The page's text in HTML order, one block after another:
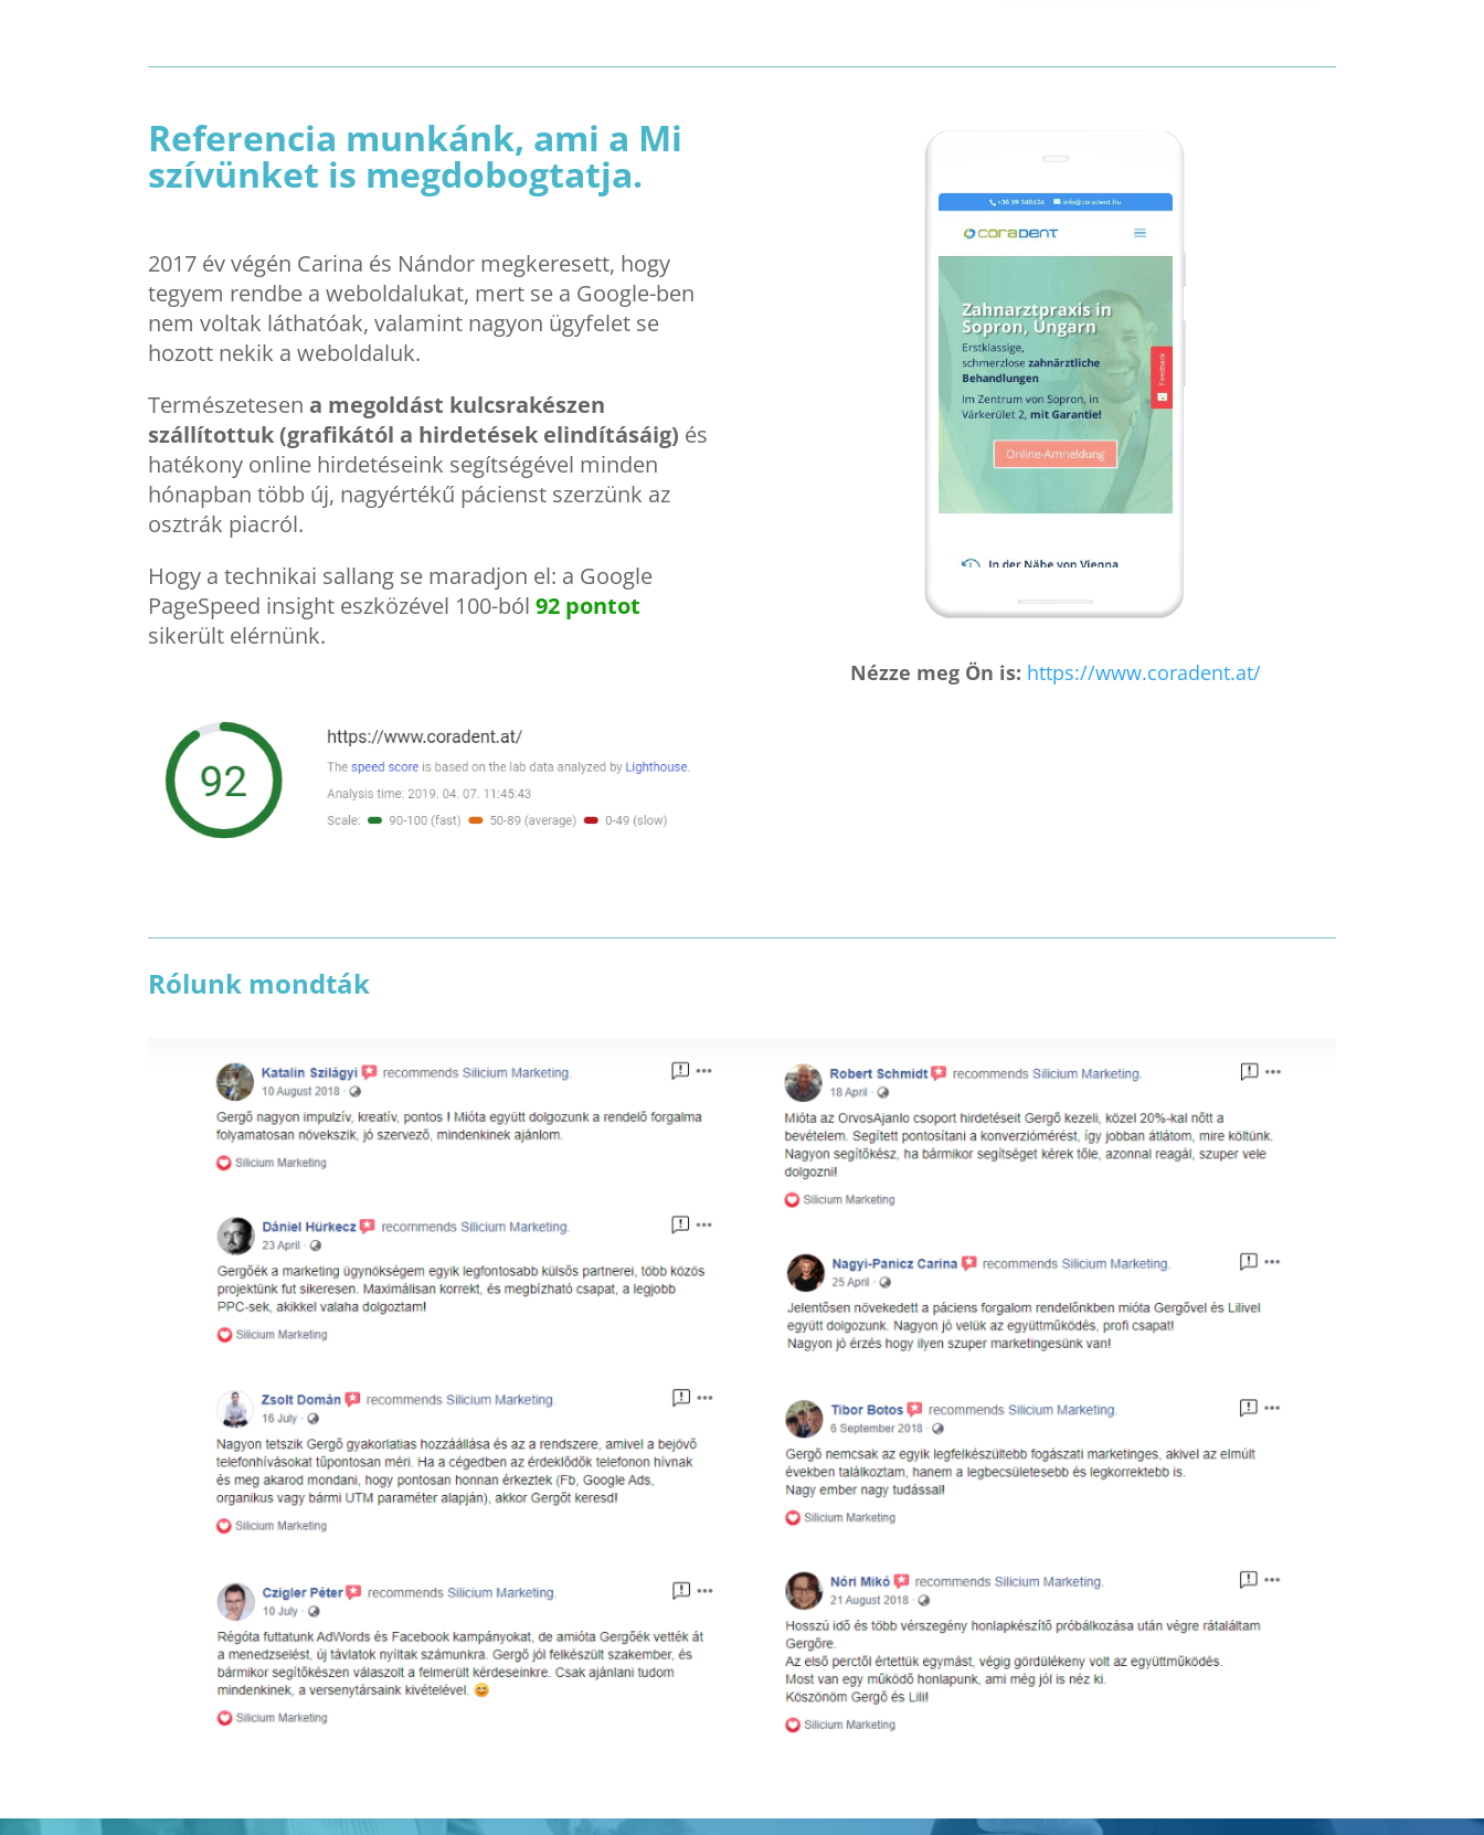
Referencia munkánk, ami a Mi
szívünket is megdobogtatja.
2017 év végén Carina és Nándor megkeresett, hogy
tegyem rendbe a weboldalukat, mert se a Google-ben
nem voltak láthatóak, valamint nagyon ügyfelet se
hozott nekik a weboldaluk.
Természetesen a megoldást kulcsrakészen
szállítottuk (grafikától a hirdetések elindításáig) és
hatékony online hirdetéseink segítségével minden
hónapban több új, nagyértékű pácienst szerzünk az
osztrák piacról.
Hogy a technikai sallang se maradjon el: a Google
PageSpeed insight eszközével 100-ból92 pontot
sikerült elérnünk.
Nézze meg Ön is: https://www.coradent.at/
Rólunk mondták